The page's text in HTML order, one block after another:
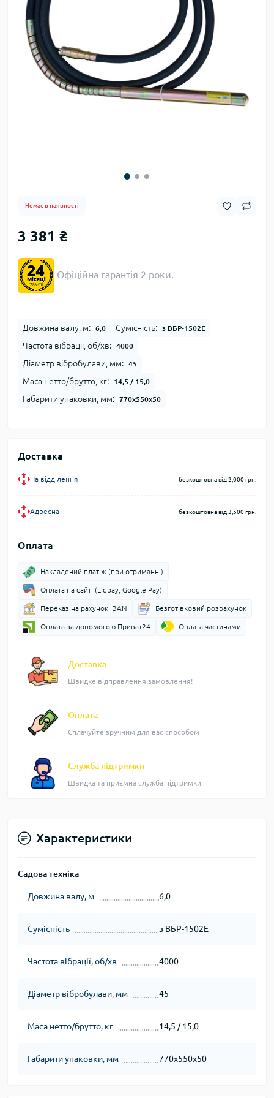
Немає в наявності
3 381 ₴
Офіційна гарантія 2 роки.
Довжина валу, м: 6,0 Сумісність: з ВБР-1502Е
Частота вібрації, об/хв: 4000
Діаметр вібробулави, мм: 45
Маса нетто/брутто, кг: 14,5 / 15,0
Габарити упаковки, мм: 770х550х50
Доставка
На відділення безкоштовна від 2,000 грн.
Адресна безкоштовна від 3,500 грн.
Оплата
Накладений платіж (при отриманні)
Оплата на сайті (Liqpay, Google Pay)
Переказ на рахунок IBAN Безготівковий розрахунок
Оплата за допомогою Приват24 Оплата частинами
Доставка
Швидке відправлення замовлення!
Оплата
Сплачуйте зручним для вас способом
Служба підтримки
Швидка та приємна служба підтримки
Характеристики
Садова техніка
Довжина валу, м 6,0
Сумісність з ВБР-1502Е
Частота вібрації, об/хв 4000
Діаметр вібробулави, мм 45
Маса нетто/брутто, кг 14,5 / 15,0
Габарити упаковки, мм 770х550х50